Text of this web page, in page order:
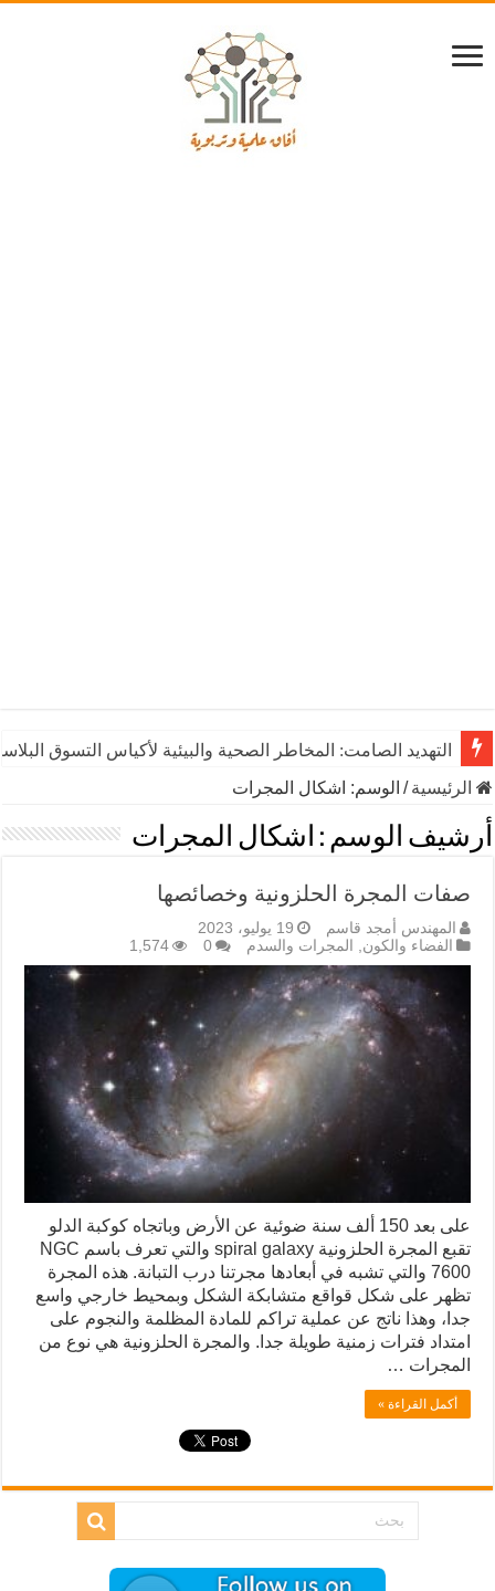
التهديد الصامت: المخاطر الصحية والبيئية لأكياس التسوق
الرئيسية/ الوسم: اشكال المجرات
أرشيف الوسم : اشكال المجرات
صفات المجرة الحلزونية وخصائصها
المهندس أمجد قاسم
19 يوليو، 2023
الفضاء والكون, المجرات والسدم 0
1,574
على بعد 150 ألف سنة ضوئية عن الأرض وباتجاه كوكبة الدلو
تقبع المجرة الحلزونية spiral galaxy والتي تعرف باسم NGC
7600 والتي تشبه في أبعادها مجرتنا درب التبانة. هذه المجرة
تظهر على شكل قواقع متشابكة الشكل وبمحيط خارجي واسع
جدا، وهذا ناتج عن عملية تراكم للمادة المظلمة والنجوم على
امتداد فترات زمنية طويلة جدا. والمجرة الحلزونية هي نوع من
المجرات …
أكمل القراءة »